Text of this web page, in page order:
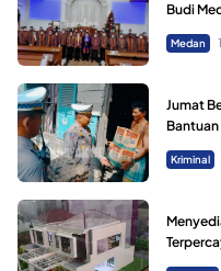
Budi
Medan
Jumat
Kriminal